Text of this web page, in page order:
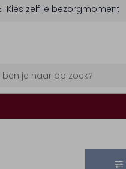
Kies zelf je bezorgmoment